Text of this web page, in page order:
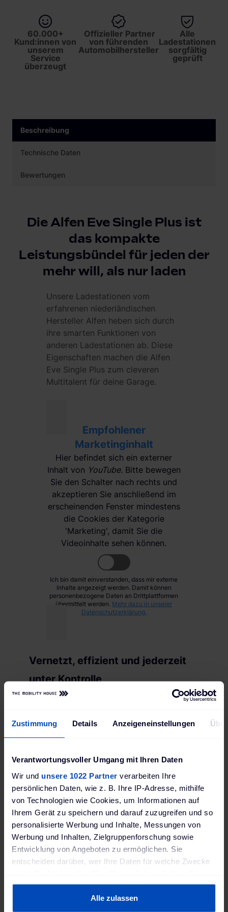
Zustimmung Details Anzeigeneinstellungen
Verantwortungsvoller Umgang mit Ihren Daten
Wir und unsere 1022 Partner verarbeiten Ihre
persönlichen Daten, wie z. B. Ihre IP-Adresse, mithilfe
von Technologien wie Cookies, um Informationen auf
Ihrem Gerät zu speichern und darauf zuzugreifen und so
personalisierte Werbung und Inhalte, Messungen von
Werbung und Inhalten, Zielgruppenforschung sowie
Entwicklung von Angeboten zu ermöglichen. Sie
entscheiden darüber, wer Ihre Daten für welche Zwecke
Cookie-Erklärung oder durch Klicken auf das Privacy
Trigger Symbol ändern oder widerrufen
Alle zulassen
60.000+
Kund:innen von
unserem
Service
überzeugt
Offizieller Partner
von führenden
Automobilhersteller
Alle
Ladestationen
sorgfältig
geprüft
Beschreibung
Technische Daten
Bewertungen
Die Alfen Eve Single Plus ist
das kompakte
Leistungsbündel für jeden der
mehr will, als nur laden
Unsere Ladestationen vom
erfahrenen niederländischen
Hersteller Alfen heben sich durch
ihre smarten Funktionen von
anderen Ladestationen ab. Diese
Eigenschaften machen die Alfen
Eve Single Plus zum cleveren
Multitalent für deine Garage.
Empfohlener
Marketinginhalt
Hier befindet sich ein externer
Inhalt von YouTube. Bitte bewegen
Sie den Schalter nach rechts und
akzeptieren Sie anschließend im
erscheinenden Fenster mindestens
die Cookies der Kategorie
'Marketing', damit Sie die
Videoinhalte sehen können.
Ich bin damit einverstanden, dass mir externe
Inhalte angezeigt werden. Damit können
personenbezogene Daten an Drittplattformen
übermittelt werden. Mehr dazu in unserer
Datenschutzerklärung.
Vernetzt, effizient und jederzeit
unter Kontrolle
Mit den digitalen Softwarelösungen von
komfortabel über den gesamten
Lebenszyklus. Während Eve Install die
Ladestationen oder kompletter
Ladeverbünde ermöglicht, bietet Eve
Control die zentrale Überwachung,
Fernwartung und Konfiguration aller
Ladepunkte. Für Endanwender ergänzt Eve
Connect das System mit einer intuitiven
App, über die Funktionen wie
zeitgesteuertes Laden und PV-optimiertes
Laden bequem per Smartphone gesteuert
werden können. So erhältst du ein perfekt
täglichen Nutzung.